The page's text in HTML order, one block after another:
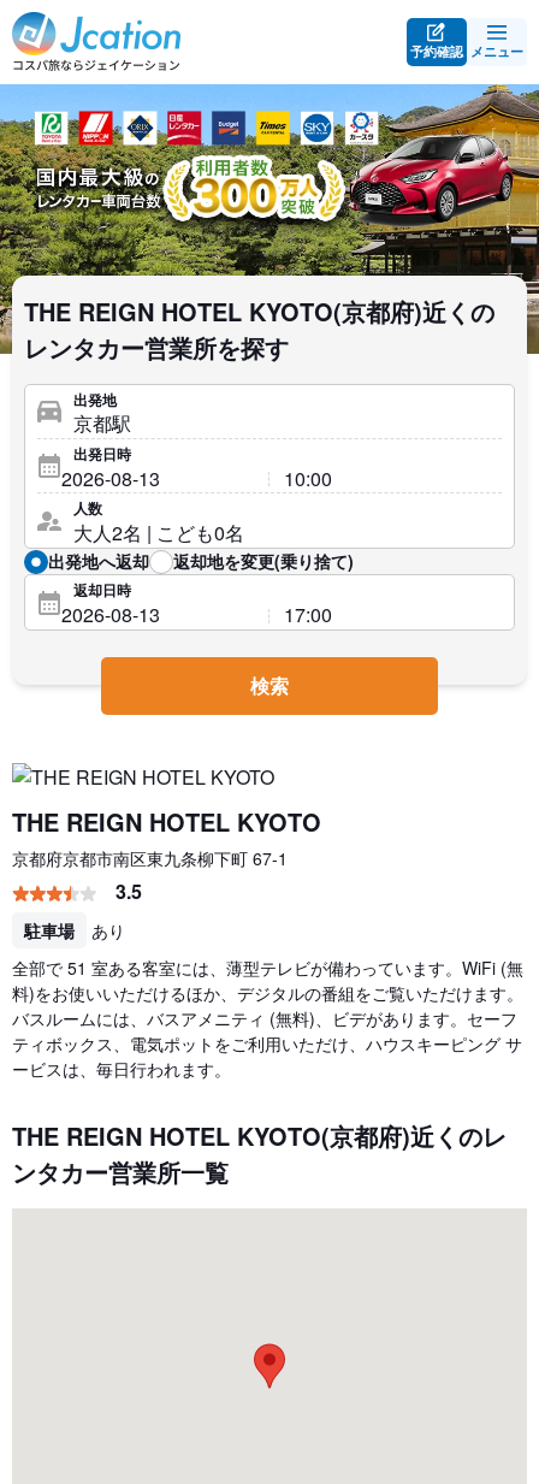
予約確認 メニュー
THE REIGN HOTEL KYOTO(京都府)近くの
レンタカー営業所を探す
出発地
出発日時
人数
出発地へ返却 返却地を変更(乗り捨て)
返却日時
検索
THE REIGN HOTEL KYOTO
京都府京都市南区東九条柳下町 67-1
3.5
駐車場
あり
全部で 51 室ある客室には、薄型テレビが備わっています。WiFi (無
料)をお使いいただけるほか、デジタルの番組をご覧いただけます。
バスルームには、バスアメニティ (無料)、ビデがあります。セーフ
ティボックス、電気ポットをご利用いただけ、ハウスキーピング サ
ービスは、毎日行われます。
THE REIGN HOTEL KYOTO(京都府)近くのレ
ンタカー営業所一覧